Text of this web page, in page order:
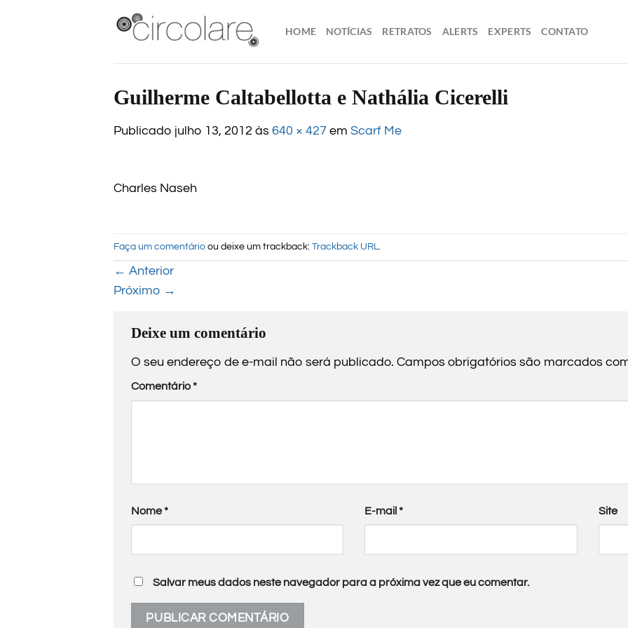
HOME NOTÍCIAS RETRATOS ALERTS EXPERTS CONTATO
Guilherme Caltabellotta e Nathália Cicerelli
Publicado julho 13, 2012 às 640 × 427 em Scarf Me
Charles Naseh
Faça um comentário ou deixe um trackback: Trackback URL
← Anterior
Próximo →
Deixe um comentário
O seu endereço de e-mail não será publicado. Campos obrigatórios são marcados
Comentário*
Nome* E-mail* Site
Salvar meus dados neste navegador para a próxima vez que eu comentar.